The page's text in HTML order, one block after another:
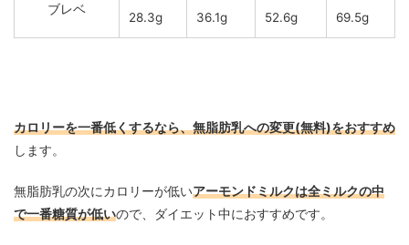
ブレベ
28.3g 36.1g 52.6g 69.5g
カロリーを一番低くするなら、無脂肪乳への変更(無料)をおすすめ
します。
無脂肪乳の次にカロリーが低いアーモンドミルクは全ミルクの中
で一番糖質が低いので、ダイエット中におすすめです。